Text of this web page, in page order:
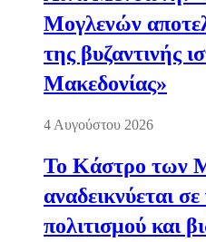
Μογλενών
της βυζαντινής
Μακεδονίας»
4 Αυγούστου 2026
Το Κάστρο των
αναδεικνύεται
πολιτισμού και